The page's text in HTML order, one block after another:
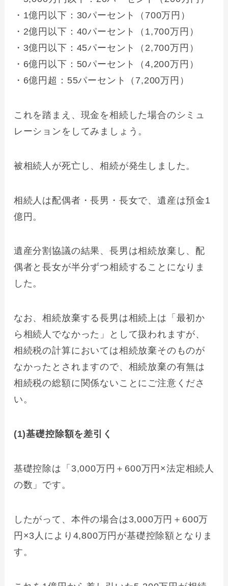
・1億円以下：30パーセント（700万円）
・2億円以下：40パーセント（1,700万円）
・3億円以下：45パーセント（2,700万円）
・6億円以下：50パーセント（4,200万円）
・6億円超：55パーセント（7,200万円）
これを踏まえ、現金を相続した場合のシミュ
レーションをしてみましょう。
被相続人が死亡し、相続が発生しました。
相続人は配偶者・長男・長女で、遺産は預金1
億円。
遺産分割協議の結果、長男は相続放棄し、配
偶者と長女が半分ずつ相続することになりま
した。
なお、相続放棄する長男は相続上は「最初か
ら相続人でなかった」として扱われますが、
相続税の計算においては相続放棄そのものが
なかったとされますので、相続放棄の有無は
相続税の総額に関係ないことにご注意くださ
い。
(1)基礎控除額を差引く
基礎控除は「3,000万円＋600万円×法定相続人
の数」です。
したがって、本件の場合は3,000万円＋600万
円×3人により4,800万円が基礎控除額となりま
す。